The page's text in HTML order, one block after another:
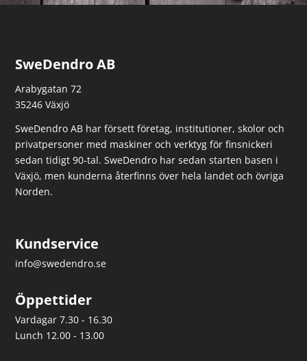
SweDendro AB
Arabygatan 72
35246 Växjö
SweDendro AB har försett företag, institutioner, skolor och
privatpersoner med maskiner och verktyg för finsnickeri
sedan tidigt 90-tal.SweDendro har sedan starten basen i
Växjö, men kunderna återfinns över hela landet och övriga
Norden.
Kundservice
info@swedendro.se
Öppettider
Vardagar 7.30 - 16.30
Lunch 12.00 - 13.00